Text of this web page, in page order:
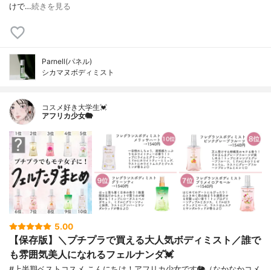
けで…続きを見る
Parnell(パネル)
シカマヌボディミスト
コスメ好き大学生💓
アフリカ少女🐘
5.00
【保存版】＼プチプラで買える大人気ボディミスト／誰で
も雰囲気美人になれるフェルナンダ💓